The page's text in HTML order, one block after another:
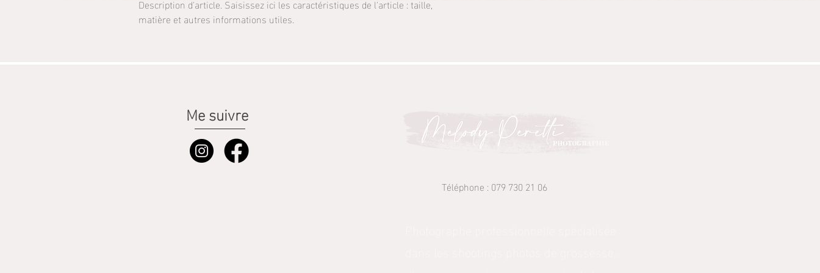
Description d'article. Saisissez ici les caractéristiques de l'article : taille,
matière et autres informations utiles.
Me suivre
Téléphone : 079 730 21 06